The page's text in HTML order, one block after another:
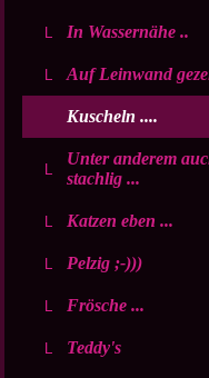
In Wassernähe ..
Auf Leinwand
Kuscheln ....
Unter anderem
stachlig ...
Katzen eben ...
Pelzig ;-)))
Frösche ...
Teddy's